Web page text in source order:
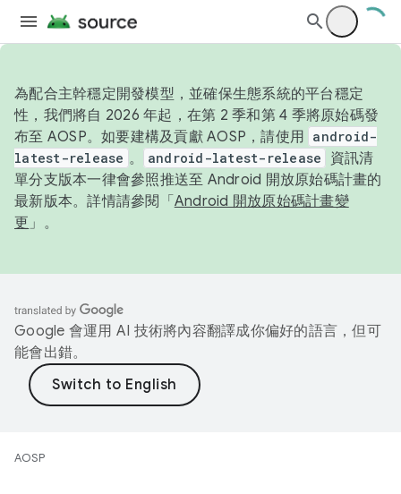
為配合主幹穩定開發模型，並確保生態系統的平台穩定
性，我們將自 2026 年起，在第 2 季和第 4 季將原始碼發
布至 AOSP。如要建構及貢獻 AOSP，請使用 android-
latest-release 。 android-latest-release
資訊清
單分支版本一律會參照推送至 Android 開放原始碼計畫的
最新版本。詳情請參閱「 Android 開放原始碼計畫變
更 」。
Google 會運用 AI 技術將內容翻譯成你偏好的語言，但可
能會出錯。
AOSP